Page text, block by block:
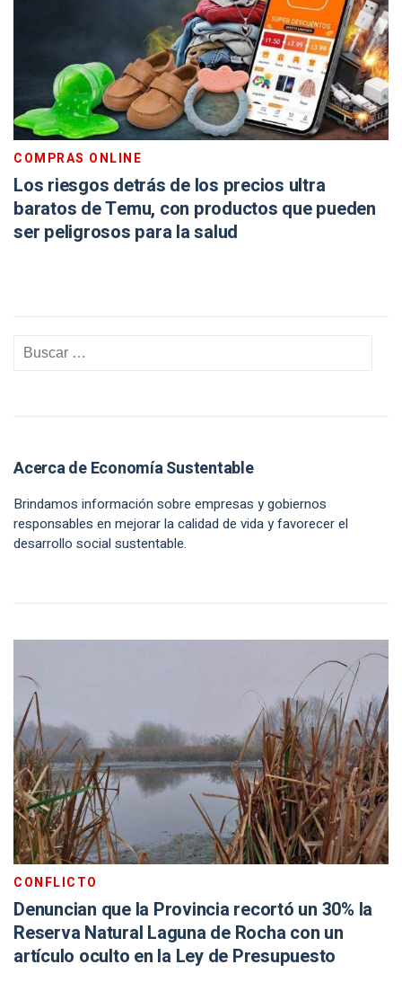
COMPRAS ONLINE
Los riesgos detrás de los precios ultra
baratos de Temu, con productos que pueden
ser peligrosos para la salud
Acerca de Economía Sustentable
Brindamos información sobre empresas y gobiernos
responsables en mejorar la calidad de vida y favorecer el
desarrollo social sustentable.
CONFLICTO
Denuncian que la Provincia recortó un 30% la
Reserva Natural Laguna de Rocha con un
artículo oculto en la Ley de Presupuesto